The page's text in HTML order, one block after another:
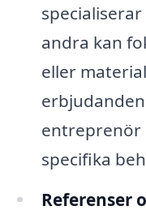
andra kan
eller
entreprenör
specifika
Referenser